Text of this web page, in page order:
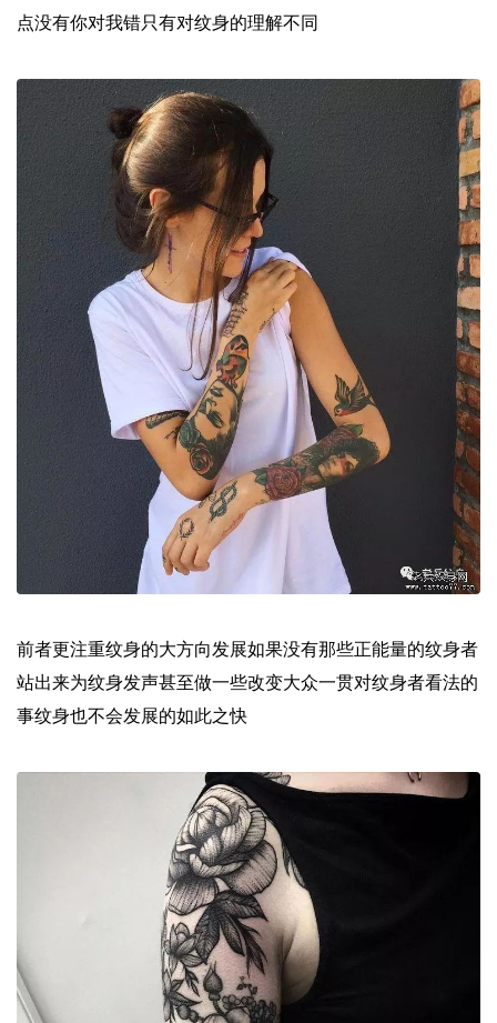
点没有你对我错只有对纹身的理解不同
前者更注重纹身的大方向发展如果没有那些正能量的纹身者
站出来为纹身发声甚至做一些改变大众一贯对纹身者看法的
事纹身也不会发展的如此之快